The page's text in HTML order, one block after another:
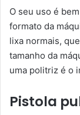
O seu uso é
formato da
lixa normais,
tamanho da
uma politriz é o
Pistola